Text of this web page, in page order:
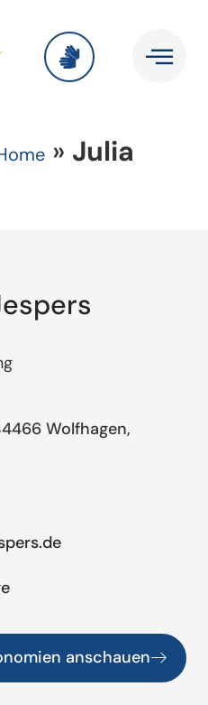
» Julia
Wolfhagen,
anschauen